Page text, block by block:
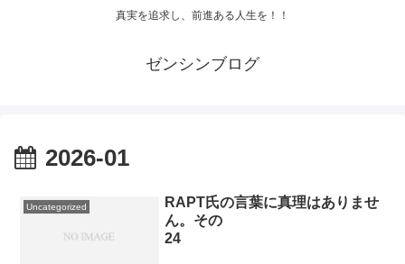
真実を追求し、前進ある人生を！！
ゼンシンブログ
2026-01
Uncategorized
RAPT氏の言葉に真理はありませ
ん。その
24